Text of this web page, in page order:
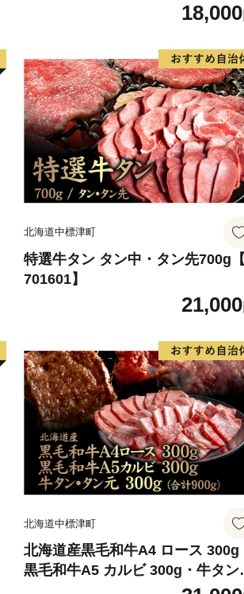
18,000
北海道中標津町
特選牛タン タン中・タン先700g
701601】
21,000
北海道中標津町
北海道産黒毛和牛A4 ロース 300g
黒毛和牛A5 カルビ 300g・牛タン
タン元300g(合計900g)【5700901